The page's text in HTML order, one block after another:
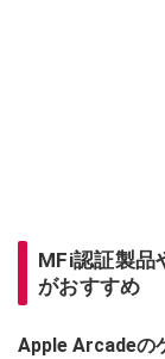
MFi認証製品
がおすすめ
Apple Arcadeの